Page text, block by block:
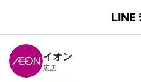
B
n
c
h
T
イオン
広店